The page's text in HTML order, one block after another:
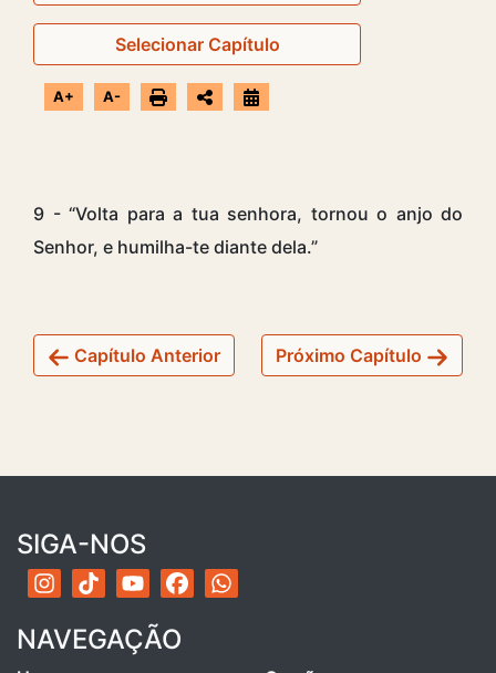
Selecionar Capítulo
A+ A-
9 - “Volta para a tua senhora, tornou o anjo do
Senhor, e humilha-te diante dela.”
Capítulo Anterior Próximo Capítulo
SIGA-NOS
NAVEGAÇÃO